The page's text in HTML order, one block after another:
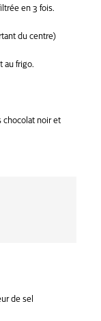
de sel
en 3 fois.
du centre)
au frigo.
chocolat noir et